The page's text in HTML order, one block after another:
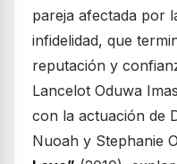
pareja afectada por
infidelidad, que
reputación y
Lancelot Oduwa
con la actuación de
Nuoah y Stephanie